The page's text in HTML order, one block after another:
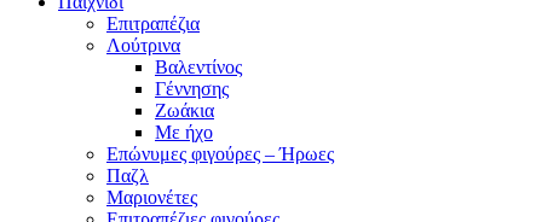
Επιτραπέζια
Λούτρινα
Βαλεντίνος
Γέννησης
Ζωάκια
Με ήχο
Επώνυμες φιγούρες – Ήρωες
Παζλ
Μαριονέτες